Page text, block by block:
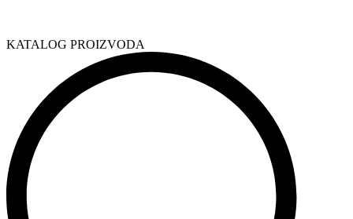
KATALOG PROIZVODA